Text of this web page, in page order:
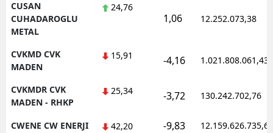
CUSAN
CUHADAROGLU
METAL
24,76
1,06 12.252.073,38
CVKMD CVK
MADEN
15,91 -4,16 1.021.808.061,43
CVKMDR CVK
MADEN - RHKP
25,34 -3,72 130.242.702,76
CWENE CW ENERJI 42,20 -9,83 12.159.626.735,62